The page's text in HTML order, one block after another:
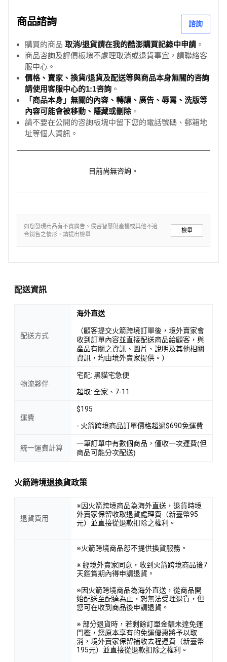
商品諮詢 諮詢
購買的商品 取消/退貨請在我的酷澎購買記錄中申請 。
商品咨詢及評價板塊不處理取消或退貨事宜，請聯絡客
服中心。
價格、賣家、換貨/退貨及配送等與商品本身無關的咨詢
請使用客服中心的1:1咨詢 。
「商品本身」無關的內容、轉讓、廣告、辱罵、洗版等
內容可能會被移動、隱藏或刪除。
請不要在公開的咨詢板塊中留下您的電話號碼、郵箱地
址等個人資訊。
目前尚無咨詢。
如您發現商品有不實廣告、侵害智慧財產權或其他不適
合銷售之情形，請提出檢舉
檢舉
配送資訊
配送方式
海外直送
（顧客提交火箭跨境訂單後，境外賣家會
收到訂單內容並直接配送商品給顧客，與
產品有關之資訊、圖片、說明及其他相關
資訊，均由境外賣家提供。）
物流夥伴
宅配: 黑貓宅急便
超取: 全家、7-11
運費
$195
- 火箭跨境商品訂單價格超過$690免運費
統一運費計算
一筆訂單中有數個商品，僅收一次運費(但
商品可能分次配送)
火箭跨境退換貨政策
退貨費用
※因火箭跨境商品為海外直送，退貨時境
外賣家保留收取退貨處理費（新臺幣95
元）並直接從退款扣除之權利。
※火箭跨境商品恕不提供換貨服務。
※ 經境外賣家同意，收到火箭跨境商品後7
天鑑賞期內得申請退貨。
※因火箭跨境商品為海外直送，從商品開
始配送至配達為止，恕無法受理退貨，但
您可在收到商品後申請退貨。
※ 部分退貨時，若剩餘訂單金額未達免運
門檻，您原本享有的免運優惠將予以取
消，境外賣家保留補收去程運費（新臺幣
195元）並直接從退款扣除之權利。